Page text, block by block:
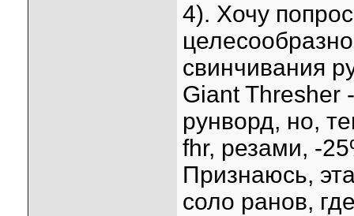
4). Хочу
свинчивания
Giant
рунворд, но,
fhr, резами, -
Признаюсь,
соло ранов,